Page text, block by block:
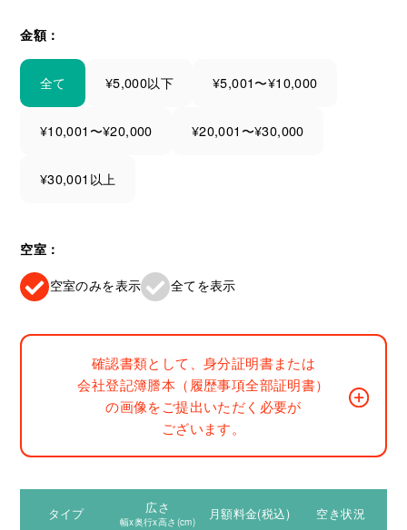
金額：
全て ¥5,000以下 ¥5,001〜¥10,000
¥10,001〜¥20,000 ¥20,001〜¥30,000
¥30,001以上
空室：
空室のみを表示 全てを表示
確認書類として、身分証明書または
会社登記簿謄本（履歴事項全部証明書）
の画像をご提出いただく必要が
ございます。
タイプ 広さ
幅x奥行x高さ(cm) 月額料金(税込) 空き状況